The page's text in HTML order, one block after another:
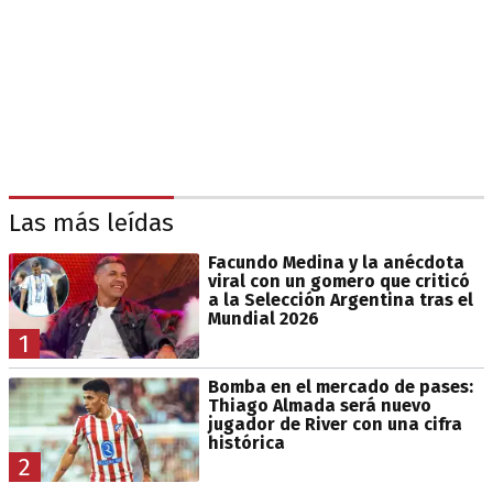
Las más leídas
1
Facundo Medina y la anécdota
viral con un gomero que criticó
a la Selección Argentina tras el
Mundial 2026
2
Bomba en el mercado de pases:
Thiago Almada será nuevo
jugador de River con una cifra
histórica